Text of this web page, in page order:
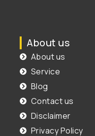
About us
About us
Service
Blog
Contact us
Disclaimer
Privacy Policy